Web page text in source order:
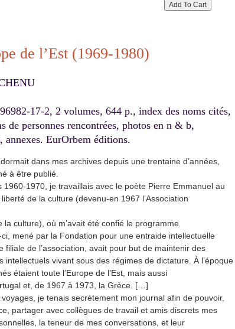
de l’Est (1969-1980)
17-2, 2 volumes, 644 p., index des noms cités,
de personnes rencontrées, photos en n & b,
annexes. EurOrbem éditions.
dans mes archives depuis une trentaine d’années,
à être publié.
1960-1970, je travaillais avec le poète Pierre Emmanuel au
de la culture (devenu-en 1967 l’Association
la culture), où m’avait été confié le programme
mené par la Fondation pour une entraide intellectuelle
filiale de l’association, avait pour but de maintenir des
intellectuels vivant sous des régimes de dictature. À l’époque
étaient toute l’Europe de l’Est, mais aussi
et, de 1967 à 1973, la Grèce. […]
je tenais secrètement mon journal afin de pouvoir,
partager avec collègues de travail et amis discrets mes
la teneur de mes conversations, et leur